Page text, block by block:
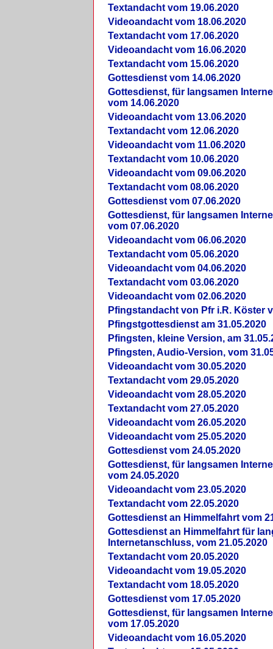
Textandacht vom 19.06.2020
Videoandacht vom 18.06.2020
Textandacht vom 17.06.2020
Videoandacht vom 16.06.2020
Textandacht vom 15.06.2020
Gottesdienst vom 14.06.2020
Gottesdienst, für langsamen
vom 14.06.2020
Videoandacht vom 13.06.2020
Textandacht vom 12.06.2020
Videoandacht vom 11.06.2020
Textandacht vom 10.06.2020
Videoandacht vom 09.06.2020
Textandacht vom 08.06.2020
Gottesdienst vom 07.06.2020
Gottesdienst, für langsamen
vom 07.06.2020
Videoandacht vom 06.06.2020
Textandacht vom 05.06.2020
Videoandacht vom 04.06.2020
Textandacht vom 03.06.2020
Videoandacht vom 02.06.2020
Pfingstandacht von Pfr i.R. Köster
Pfingstgottesdienst am 31.05.2020
Pfingsten, kleine Version, am
Pfingsten, Audio-Version, vom
Videoandacht vom 30.05.2020
Textandacht vom 29.05.2020
Videoandacht vom 28.05.2020
Textandacht vom 27.05.2020
Videoandacht vom 26.05.2020
Videoandacht vom 25.05.2020
Gottesdienst vom 24.05.2020
Gottesdienst, für langsamen
vom 24.05.2020
Videoandacht vom 23.05.2020
Textandacht vom 22.05.2020
Gottesdienst an Himmelfahrt vom
Gottesdienst an Himmelfahrt für
Internetanschluss, vom 21.05.2020
Textandacht vom 20.05.2020
Videoandacht vom 19.05.2020
Textandacht vom 18.05.2020
Gottesdienst vom 17.05.2020
Gottesdienst, für langsamen
vom 17.05.2020
Videoandacht vom 16.05.2020